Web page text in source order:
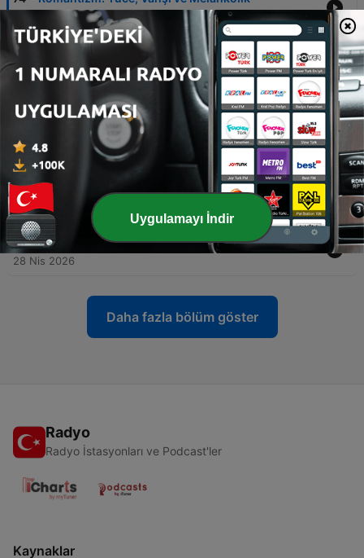
05 Ağu 2026
73
Prenses erkek sorunsalı: Şövalye beklerken
26 Tem 2026
72 - İstanbul’un Tarihi Pastaneleri: Baylan, İnci, Markiz,
Lebon ve Kayıp Zaman
02 Haz 2026
III. Selim’den Abdülmecit’e: Osmanlı'da Barok
Sanatı
15 Mayıs 2026
70 - Barok Sanatı: Işık Kan Altın ve Melankoli
28 Nis 2026
Daha fazla bölüm göster
Radyo
Radyo İstasyonları ve Podcast'ler
Kaynaklar
Uygulamayı İndir